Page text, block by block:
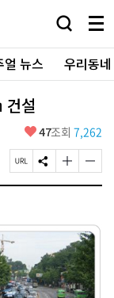
검
창
열
기
메
뉴
전
체
보
얼 뉴스 우리동
건설
좋
요
47조회 7,262
페
이
R
L
사
S
N
유
하
기
글
자
크
게
변
경
하
기
글
자
작
게
변
경
하
기